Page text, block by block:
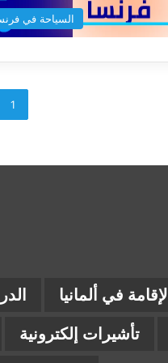
السياحة في
1
الإقامة في ألمانيا
تأشيرات إلكترونية